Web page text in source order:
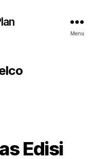
Menu
Edisi